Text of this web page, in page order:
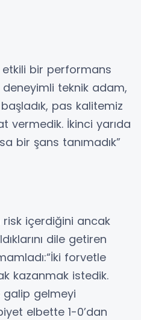
bir performans
teknik adam,
pas kalitemiz
vermedik. İkinci yarıda
bir şans tanımadık”
risk içerdiğini ancak
dile getiren
forvetle
kazanmak istedik.
galip gelmeyi
elbette 1-0’dan